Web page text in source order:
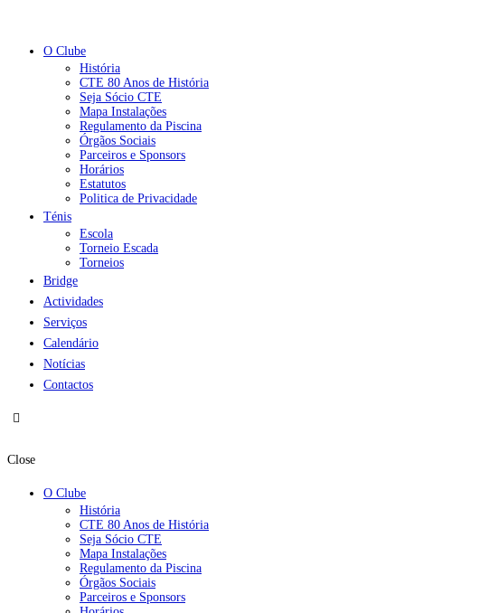
O Clube
História
CTE 80 Anos de História
Seja Sócio CTE
Mapa Instalações
Regulamento da Piscina
Órgãos Sociais
Parceiros e Sponsors
Horários
Estatutos
Politica de Privacidade
Ténis
Escola
Torneio Escada
Torneios
Bridge
Actividades
Serviços
Calendário
Notícias
Contactos
Close
O Clube
História
CTE 80 Anos de História
Seja Sócio CTE
Mapa Instalações
Regulamento da Piscina
Órgãos Sociais
Parceiros e Sponsors